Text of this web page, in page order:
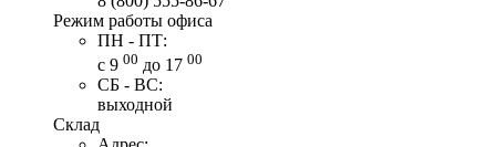
Режим работы офиса
ПН - ПТ:
с 9 00 до 17 00
СБ - ВС:
выходной
Склад